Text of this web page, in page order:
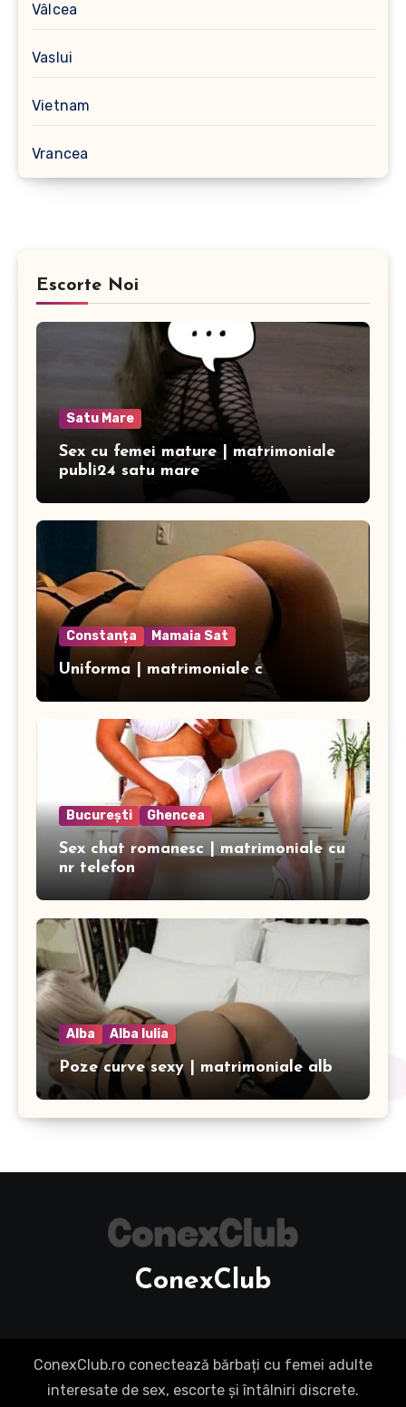
Vâlcea
Vaslui
Vietnam
Vrancea
Escorte Noi
Satu Mare
Sex cu femei mature | matrimoniale
publi24 satu mare
Constanța Mamaia Sat
Uniforma | matrimoniale c
București Ghencea
Sex chat romanesc | matrimoniale cu
nr telefon
Alba Alba Iulia
Poze curve sexy | matrimoniale alb
ConexClub
ConexClub.ro conectează bărbați cu femei adulte
interesate de sex, escorte și întâlniri discrete.